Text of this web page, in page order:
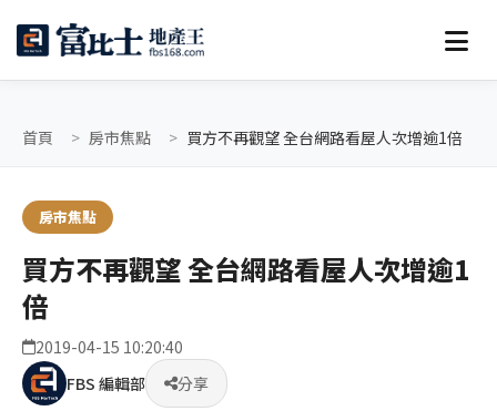
首頁 房市焦點 買方不再觀望 全台網路看屋人次增逾1倍
房市焦點
買方不再觀望 全台網路看屋人次增逾1
倍
2019-04-15 10:20:40
FBS 編輯部
分享